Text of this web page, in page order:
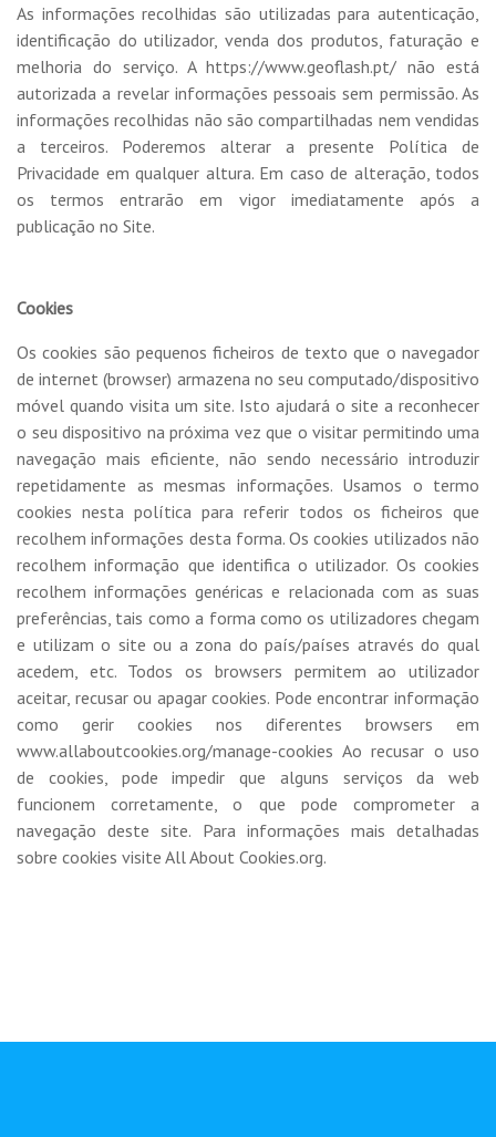
As informações recolhidas são utilizadas para autenticação,
identificação do utilizador, venda dos produtos, faturação e
melhoria do serviço. A https://www.geoflash.pt/ não está
autorizada a revelar informações pessoais sem permissão. As
informações recolhidas não são compartilhadas nem vendidas
a terceiros. Poderemos alterar a presente Política de
Privacidade em qualquer altura. Em caso de alteração, todos
os termos entrarão em vigor imediatamente após a
publicação no Site.
Cookies
Os cookies são pequenos ficheiros de texto que o navegador
de internet (browser) armazena no seu computado/dispositivo
móvel quando visita um site. Isto ajudará o site a reconhecer
o seu dispositivo na próxima vez que o visitar permitindo uma
navegação mais eficiente, não sendo necessário introduzir
repetidamente as mesmas informações. Usamos o termo
cookies nesta política para referir todos os ficheiros que
recolhem informações desta forma. Os cookies utilizados não
recolhem informação que identifica o utilizador. Os cookies
recolhem informações genéricas e relacionada com as suas
preferências, tais como a forma como os utilizadores chegam
e utilizam o site ou a zona do país/países através do qual
acedem, etc. Todos os browsers permitem ao utilizador
aceitar, recusar ou apagar cookies. Pode encontrar informação
como gerir cookies nos diferentes browsers em
www.allaboutcookies.org/manage-cookies Ao recusar o uso
de cookies, pode impedir que alguns serviços da web
funcionem corretamente, o que pode comprometer a
navegação deste site. Para informações mais detalhadas
sobre cookies visite All About Cookies.org.